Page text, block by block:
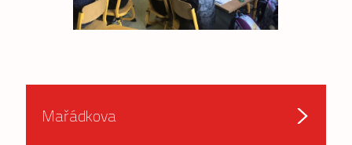
Mařádkova